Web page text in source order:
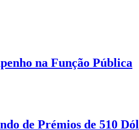
na Função Pública
de Prémios de 510